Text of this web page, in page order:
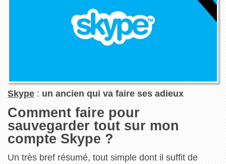
Skype: un ancien qui va faire ses adieux
Comment faire pour
sauvegarder tout sur mon
compte Skype ?
Un très bref résumé, tout simple dont il suffit de